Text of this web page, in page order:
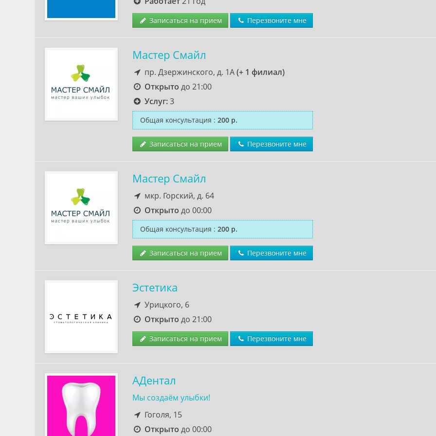
Записаться на прием Перезвоните мне
Мастер Смайл
пр. Дзержинского, д. 1А(+ 1 филиал)
Открыто до 21:00
Услуг:3
Общая консультация : 200 р.
Записаться на прием Перезвоните мне
Мастер Смайл
мкр. Горский, д. 64
Открыто до 00:00
Общая консультация : 200 р.
Записаться на прием Перезвоните мне
Эстетика
Урицкого, 6
Открыто до 21:00
Записаться на прием Перезвоните мне
АДентал
Мы создаём улыбки!
Гоголя, 15
Открыто до 00:00